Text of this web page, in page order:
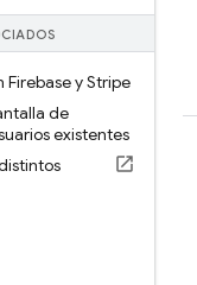
Firebase y Stripe
de
existentes